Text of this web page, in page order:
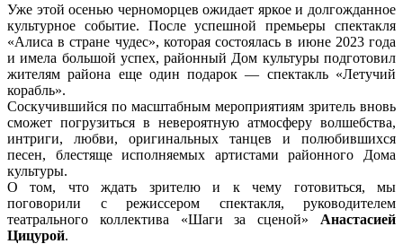
Уже этой осенью черноморцев ожидает яркое и долгожданное
культурное событие. После успешной премьеры спектакля
«Алиса в стране чудес», которая состоялась в июне 2023 года
и имела большой успех, районный Дом культуры подготовил
жителям района еще один подарок — спектакль «Летучий
корабль».
Соскучившийся по масштабным мероприятиям зритель вновь
сможет погрузиться в невероятную атмосферу волшебства,
интриги, любви, оригинальных танцев и полюбившихся
песен, блестяще исполняемых артистами районного Дома
культуры.
О том, что ждать зрителю и к чему готовиться, мы
поговорили с режиссером спектакля, руководителем
театрального коллектива «Шаги за сценой» Анастасией
Цицурой.